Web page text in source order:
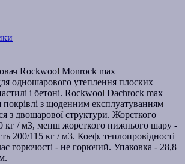
Rockwool Monrock max
одношарового утеплення плоских
і бетоні. Rockwool Dachrock max
покрівлі з щоденним експлуатуванням
з двошарової структури. Жорсткого
кг / м3, менш жорсткого нижнього шару -
200/115 кг / м3. Коеф. теплопровідності
горючості - не горючий. Упаковка - 28,8